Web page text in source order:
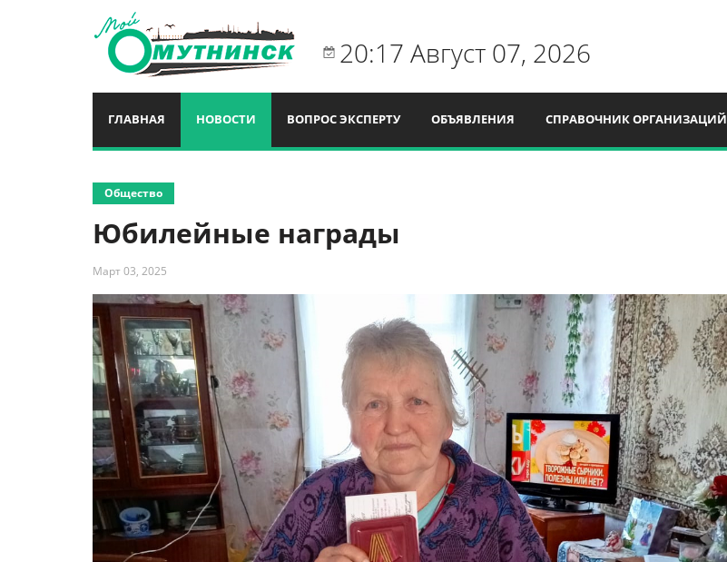
20:17 Август 07, 2026
ГЛАВНАЯ НОВОСТИ ВОПРОС ЭКСПЕРТУ ОБЪЯВЛЕНИЯ СПРАВОЧНИК ОРГАНИЗАЦИЙ
Общество
Юбилейные награды
Март 03, 2025